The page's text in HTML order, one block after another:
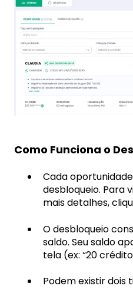
Como Funciona o
Cada
desbloqueio. Para
mais detalhes,
O desbloqueio
saldo. Seu saldo
tela (ex: “20
Podem existir dois